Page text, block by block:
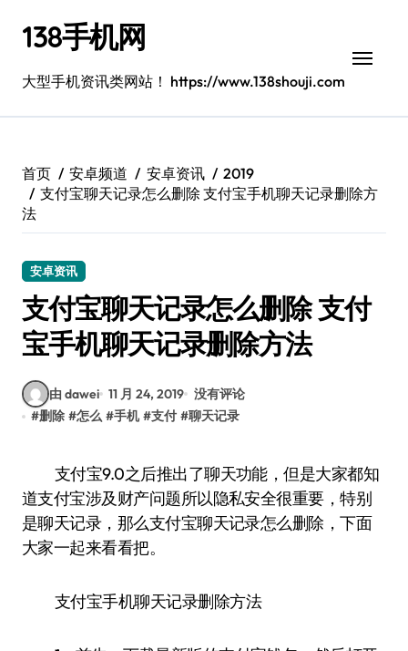
138手机网
大型手机资讯类网站！ https://www.138shouji.com
首页 安卓频道 安卓资讯
2019
支付宝聊天记录怎么删除 支付宝手机聊天记录删除方
法
安卓资讯
支付宝聊天记录怎么删除 支付
宝手机聊天记录删除方法
由 dawei 11 月 24, 2019 没有评论
#删除 #怎么 #手机 #支付 #聊天记录
支付宝9.0之后推出了聊天功能，但是大家都知
道支付宝涉及财产问题所以隐私安全很重要，特别
是聊天记录，那么支付宝聊天记录怎么删除，下面
大家一起来看看把。
支付宝手机聊天记录删除方法